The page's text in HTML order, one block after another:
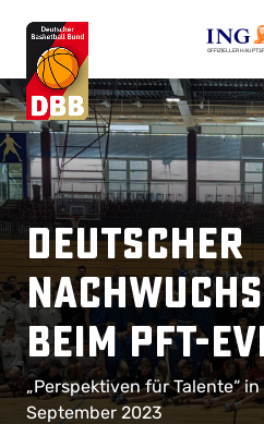
OFFIZIELLER
Deutscher
beim PFT-
„Perspektiven für Talente“
September 2023